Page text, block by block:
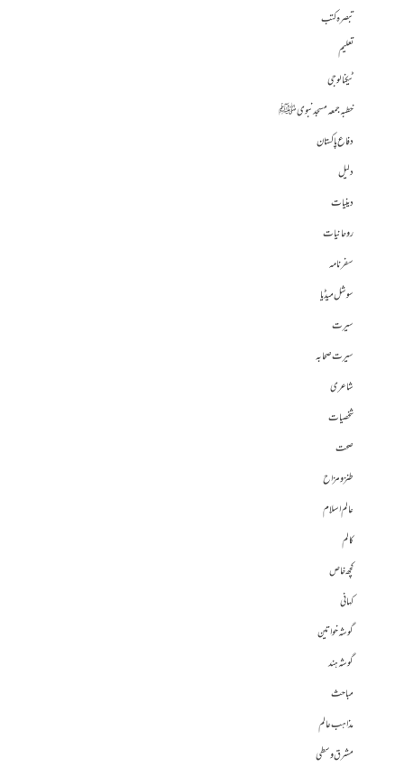
تبصرہ کتب
تعلیم
ٹیکنالوجی
خطبہ جمعہ مسجد نبوی ﷺ
دفاع پاکستان
دلیل
دینیات
روحانیات
سفرنامہ
سوشل میڈیا
سیرت
سیرت صحابہ
شاعری
شخصیات
صحت
طنز و مزاح
عالم اسلام
کالم
کچھ خاص
کہانی
گوشہ خواتین
گوشہ ہند
مباحث
مذاہب عالم
مشرق وسطی